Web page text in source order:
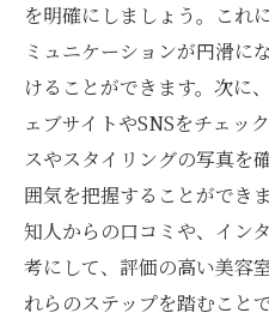
北区の美容室が
ル
メンズ専用美容
トレンドを意識
人気スタイリス
北区で話題のスタ
顔型に合わせた最適
容室
を明確にしましょう。これ
ミュニケーションが円滑に
けることができます。次に
ェブサイトやSNSをチェッ
スやスタイリングの写真を
囲気を把握することができ
知人からの口コミや、イン
考にして、評価の高い美容
れらのステップを踏むこと